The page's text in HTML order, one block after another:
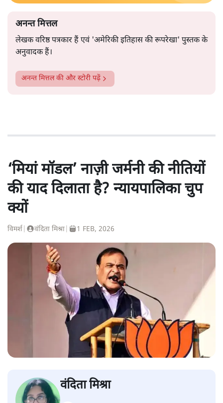
अनन्त मित्तल
लेखक वरिष्ठ पत्रकार हैं एवं 'अमेरिकी इतिहास की रूपरेखा' पुस्तक के
अनुवादक हैं।
अनन्त मित्तलकी और स्टोरी पढ़ें
‘मियां मॉडल’ नाज़ी जर्मनी की नीतियों
की याद दिलाता है? न्यायपालिका चुप
क्यों
विमर्श वंदिता मिश्रा 1 FEB, 2026
वंदिता मिश्रा